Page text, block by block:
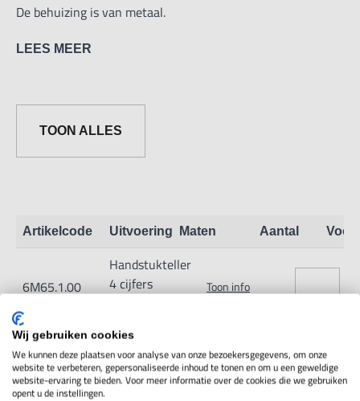
De behuizing is van metaal.
LEES MEER
TOON ALLES
Artikelcode Uitvoering Maten Aantal
6M65.1.00
Handstukteller
4 cijfers
Toon info
IN WINKELWAGEN
Wij gebruiken cookies
We kunnen deze plaatsen voor analyse van onze bezoekersgegevens, om onze
website te verbeteren, gepersonaliseerde inhoud te tonen en om u een geweldige
website-ervaring te bieden. Voor meer informatie over de cookies die we gebruiken
opent u de instellingen.